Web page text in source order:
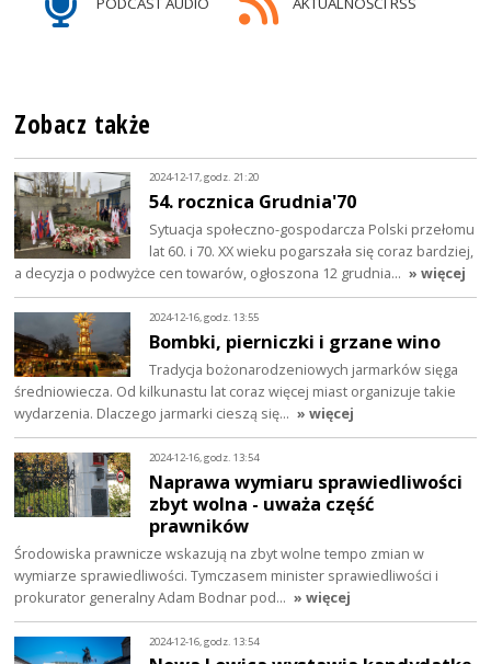
Zobacz także
2024-12-17, godz. 21:20
54. rocznica Grudnia'70
Sytuacja społeczno-gospodarcza Polski przełomu
lat 60. i 70. XX wieku pogarszała się coraz bardziej,
a decyzja o podwyżce cen towarów, ogłoszona 12 grudnia… » więcej
2024-12-16, godz. 13:55
Bombki, pierniczki i grzane wino
Tradycja bożonarodzeniowych jarmarków sięga
średniowiecza. Od kilkunastu lat coraz więcej miast organizuje takie
wydarzenia. Dlaczego jarmarki cieszą się… » więcej
2024-12-16, godz. 13:54
Naprawa wymiaru sprawiedliwości
zbyt wolna - uważa część
prawników
Środowiska prawnicze wskazują na zbyt wolne tempo zmian w
wymiarze sprawiedliwości. Tymczasem minister sprawiedliwości i
prokurator generalny Adam Bodnar pod… » więcej
2024-12-16, godz. 13:54